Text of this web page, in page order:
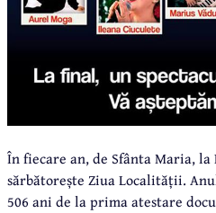
În fiecare an, de Sfânta Maria, la
sărbătorește Ziua Localității.
506 ani de la prima atestare